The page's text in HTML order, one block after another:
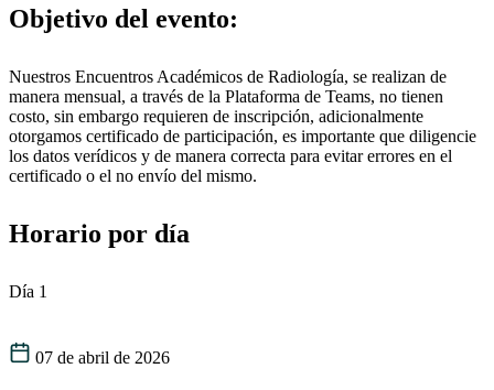
Objetivo del evento:
Nuestros Encuentros Académicos de Radiología, se realizan de
manera mensual, a través de la Plataforma de Teams, no tienen
costo, sin embargo requieren de inscripción, adicionalmente
otorgamos certificado de participación, es importante que diligencie
los datos verídicos y de manera correcta para evitar errores en el
certificado o el no envío del mismo.
Horario por día
Día 1
07 de abril de 2026